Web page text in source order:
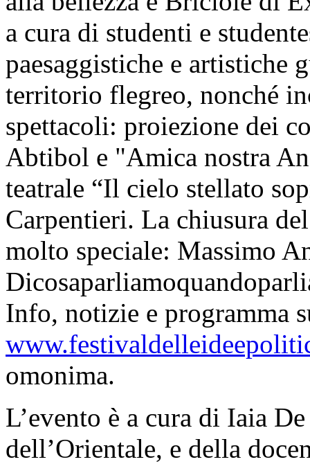
a cura di studenti e
paesaggistiche e artistiche
territorio flegreo, nonché
spettacoli: proiezione dei
Abtibol e "Amica nostra
teatrale “Il cielo stellato
Carpentieri. La chiusura
molto speciale: Massimo
Info, notizie e programma
omonima.
L’evento è a cura di Iaia
dell’Orientale, e della